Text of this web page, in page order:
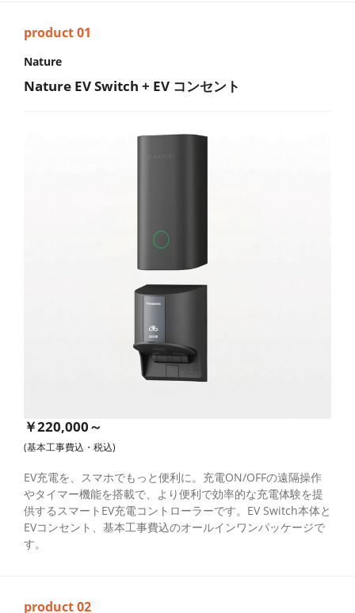
Nature
Nature EV Switch + EV コンセント
￥220,000～
(基本工事費込・税込)
EV充電を、スマホでもっと便利に。充電ON/OFFの遠隔操作
やタイマー機能を搭載で、より便利で効率的な充電体験を提
供するスマートEV充電コントローラーです。EV Switch本体と
EVコンセント、基本工事費込のオールインワンパッケージで
す。